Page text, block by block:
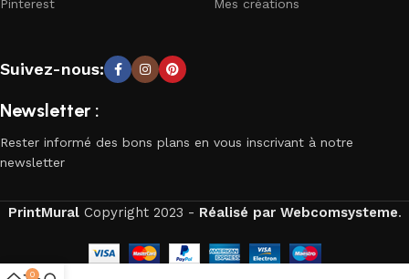
Pinterest Mes créations
Suivez-nous:
Newsletter :
Rester informé des bons plans en vous inscrivant à notre
newsletter
PrintMuralCopyright2023 - Réalisé par Webcomsysteme.
0